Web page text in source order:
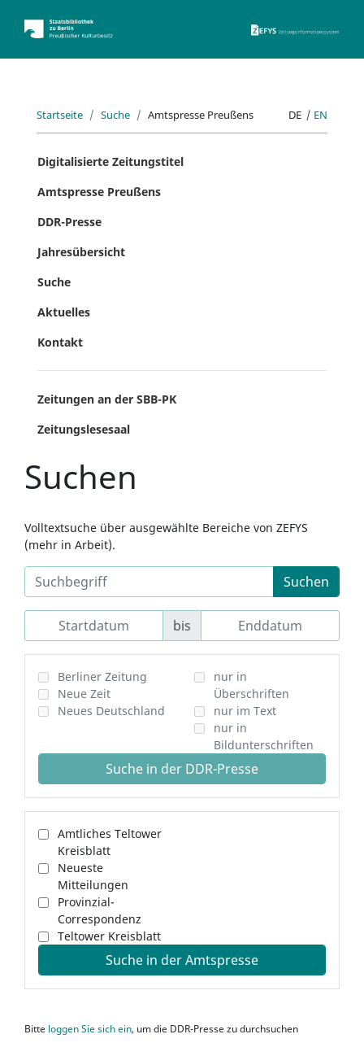
Startseite Suche Amtspresse Preußens DE | EN
Digitalisierte Zeitungstitel
Amtspresse Preußens
DDR-Presse
Jahresübersicht
Suche
Aktuelles
Kontakt
Zeitungen an der SBB-PK
Zeitungslesesaal
Suchen
Volltextsuche über ausgewählte Bereiche von ZEFYS
(mehr in Arbeit).
Suchen
bis
Berliner Zeitung
Neue Zeit
Neues Deutschland
nur in
Überschriften
nur im Text
nur in
Bildunterschriften
Suche in der DDR-Presse
Amtliches Teltower
Kreisblatt
Neueste
Mitteilungen
Provinzial-
Correspondenz
Teltower Kreisblatt
Suche in der Amtspresse
Bitte loggen Sie sich ein, um die DDR-Presse zu durchsuchen